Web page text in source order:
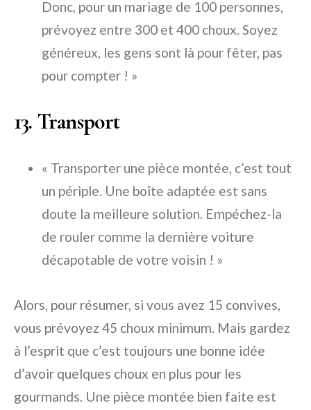
Donc, pour un mariage de 100 personnes,
prévoyez entre 300 et 400 choux. Soyez
généreux, les gens sont là pour fêter, pas
pour compter ! »
13. Transport
« Transporter une pièce montée, c’est tout
un périple. Une boîte adaptée est sans
doute la meilleure solution. Empéchez-la
de rouler comme la dernière voiture
décapotable de votre voisin ! »
Alors, pour résumer, si vous avez 15 convives,
vous prévoyez 45 choux minimum. Mais gardez
à l’esprit que c’est toujours une bonne idée
d’avoir quelques choux en plus pour les
gourmands. Une pièce montée bien faite est